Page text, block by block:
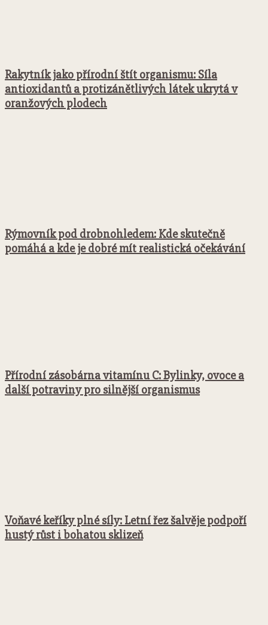
Rakytník jako přírodní štít organismu: Síla
antioxidantů a protizánětlivých látek ukrytá v
oranžových plodech
Rýmovník pod drobnohledem: Kde skutečně
pomáhá a kde je dobré mít realistická očekávání
Přírodní zásobárna vitamínu C: Bylinky, ovoce a
další potraviny pro silnější organismus
Voňavé keříky plné síly: Letní řez šalvěje podpoří
hustý růst i bohatou sklizeň